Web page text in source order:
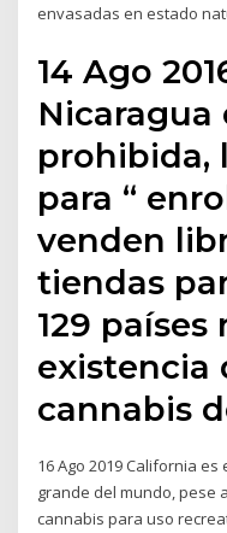
envasadas en estado
14 Ago
Nicaragua
prohibida,
para “
venden
tiendas
129
existencia
cannabis
16 Ago 2019 California
grande del mundo, pese
cannabis para uso